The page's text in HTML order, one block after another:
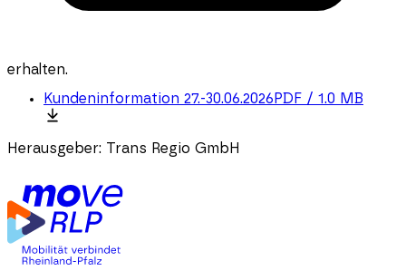
erhalten.
Kundeninformation 27.-30.06.2026 PDF / 1.0 MB
Herausgeber: Trans Regio GmbH